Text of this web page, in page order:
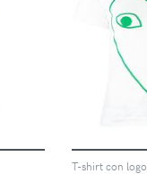
T-shirt con logo